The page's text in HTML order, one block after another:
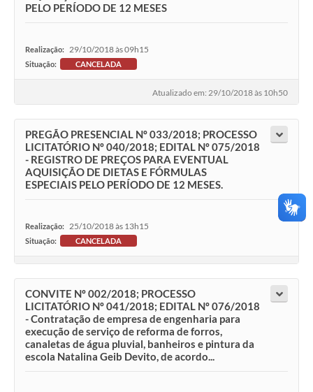
PELO PERÍODO DE 12 MESES
Realização: 29/10/2018 às 09h15
Situação: CANCELADA
Atualizado em: 29/10/2018 às 10h50
PREGÃO PRESENCIAL Nº 033/2018; PROCESSO
LICITATÓRIO Nº 040/2018; EDITAL Nº 075/2018
- REGISTRO DE PREÇOS PARA EVENTUAL
AQUISIÇÃO DE DIETAS E FÓRMULAS
ESPECIAIS PELO PERÍODO DE 12 MESES.
Realização: 25/10/2018 às 13h15
Situação: CANCELADA
CONVITE Nº 002/2018; PROCESSO
LICITATÓRIO Nº 041/2018; EDITAL Nº 076/2018
- Contratação de empresa de engenharia para
execução de serviço de reforma de forros,
canaletas de água pluvial, banheiros e pintura da
escola Natalina Geib Devito, de acordo...